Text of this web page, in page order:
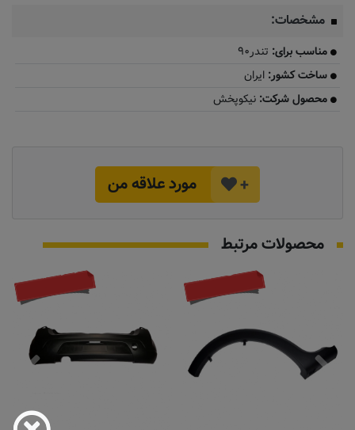
مشخصات:
مناسب برای: تندر۹۰
ساخت کشور: ایران
محصول شرکت: نیکوپخش
+ مورد علاقه من
محصولات مرتبط
تماس بگیرید موجود نیست